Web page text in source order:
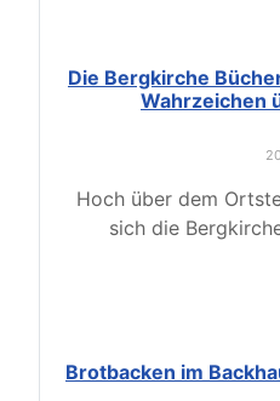
Die Bergkirche
Wahrzeichen
Hoch über dem
sich die
Brotbacken im